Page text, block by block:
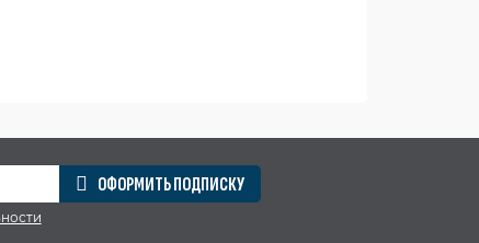
ОФОРМИТЬ ПОДПИСКУ